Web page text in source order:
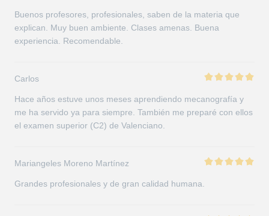
Buenos profesores, profesionales, saben de la materia que
explican. Muy buen ambiente. Clases amenas. Buena
experiencia. Recomendable.
Carlos
Hace años estuve unos meses aprendiendo mecanografía y
me ha servido ya para siempre. También me preparé con ellos
el examen superior (C2) de Valenciano.
Mariangeles Moreno Martínez
Grandes profesionales y de gran calidad humana.